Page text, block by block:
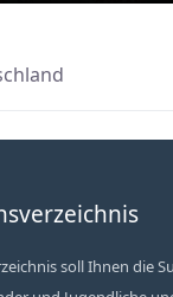
soll Ihnen die